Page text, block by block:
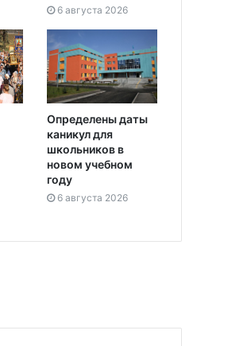
6 августа 2026
Определены даты
каникул для
школьников в
новом учебном
году
6 августа 2026